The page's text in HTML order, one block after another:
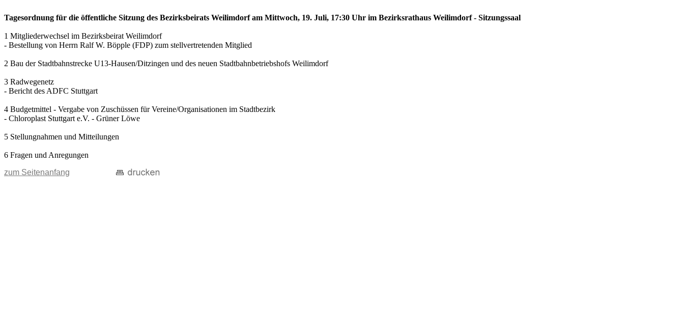
Tagesordnung für die öffentliche Sitzung des Bezirksbeirats Weilimdorf am Mittwoch, 19. Juli, 17:30 Uhr im Bezirksrathaus Weilimdorf - Sitzungssaal
1 Mitgliederwechsel im Bezirksbeirat Weilimdorf
- Bestellung von Herrn Ralf W. Böpple (FDP) zum stellvertretenden Mitglied
2 Bau der Stadtbahnstrecke U13-Hausen/Ditzingen und des neuen Stadtbahnbetriebshofs Weilimdorf
3 Radwegenetz
- Bericht des ADFC Stuttgart
4 Budgetmittel - Vergabe von Zuschüssen für Vereine/Organisationen im Stadtbezirk
- Chloroplast Stuttgart e.V. - Grüner Löwe
5 Stellungnahmen und Mitteilungen
6 Fragen und Anregungen
zum Seitenanfang